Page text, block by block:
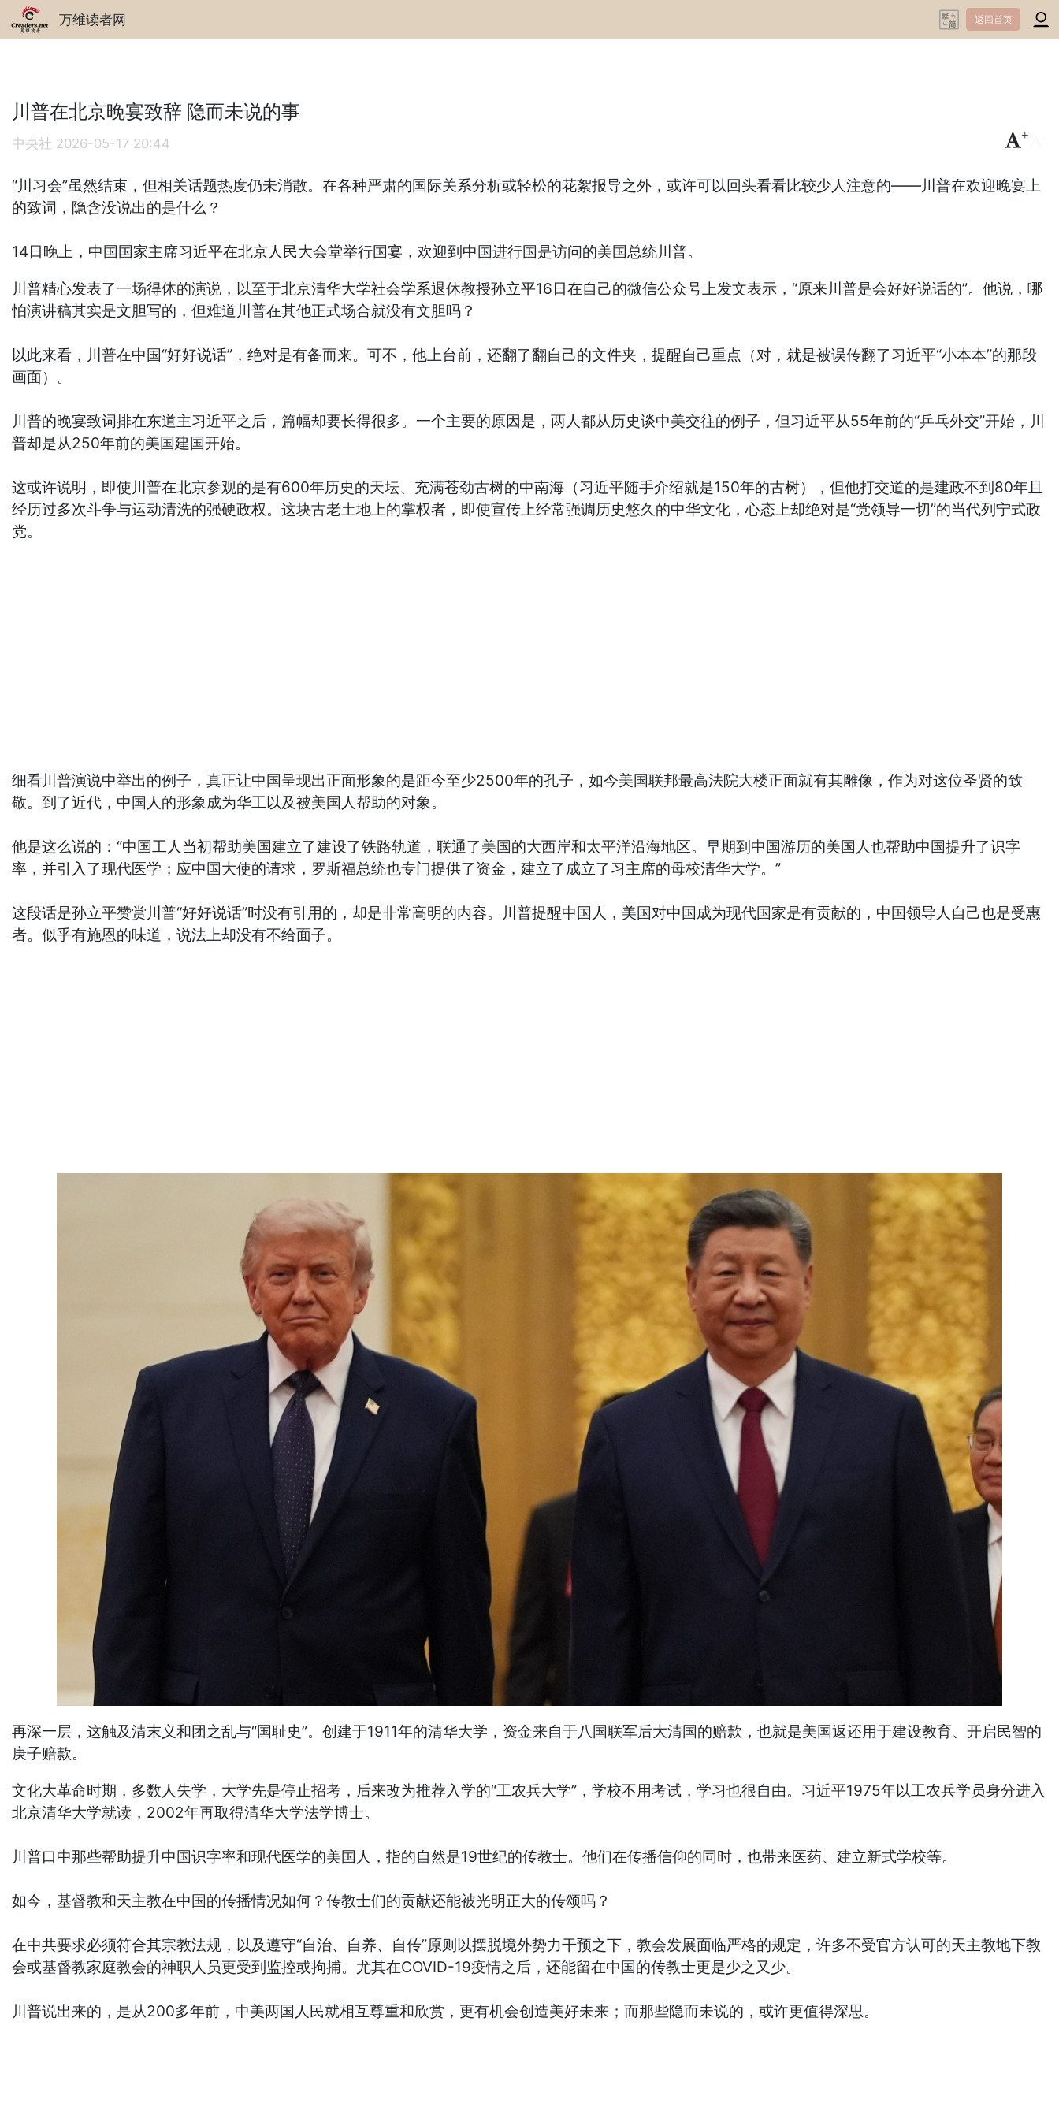
万维读者网 返回首页
川普在北京晚宴致辞 隐而未说的事
中央社 2026-05-17 20:44
+
“川习会”虽然结束，但相关话题热度仍未消散。在各种严肃的国际关系分析或轻松的花絮报导之外，或许可以回头看看比较少人注意的——川普在欢迎晚宴上
的致词，隐含没说出的是什么？
14日晚上，中国国家主席习近平在北京人民大会堂举行国宴，欢迎到中国进行国是访问的美国总统川普。
川普精心发表了一场得体的演说，以至于北京清华大学社会学系退休教授孙立平16日在自己的微信公众号上发文表示，“原来川普是会好好说话的”。他说，哪
怕演讲稿其实是文胆写的，但难道川普在其他正式场合就没有文胆吗？
以此来看，川普在中国“好好说话”，绝对是有备而来。可不，他上台前，还翻了翻自己的文件夹，提醒自己重点（对，就是被误传翻了习近平“小本本”的那段
画面）。
川普的晚宴致词排在东道主习近平之后，篇幅却要长得很多。一个主要的原因是，两人都从历史谈中美交往的例子，但习近平从55年前的“乒乓外交”开始，川
普却是从250年前的美国建国开始。
这或许说明，即使川普在北京参观的是有600年历史的天坛、充满苍劲古树的中南海（习近平随手介绍就是150年的古树），但他打交道的是建政不到80年且
经历过多次斗争与运动清洗的强硬政权。这块古老土地上的掌权者，即使宣传上经常强调历史悠久的中华文化，心态上却绝对是“党领导一切”的当代列宁式政
党。
细看川普演说中举出的例子，真正让中国呈现出正面形象的是距今至少2500年的孔子，如今美国联邦最高法院大楼正面就有其雕像，作为对这位圣贤的致
敬。到了近代，中国人的形象成为华工以及被美国人帮助的对象。
他是这么说的：“中国工人当初帮助美国建立了建设了铁路轨道，联通了美国的大西岸和太平洋沿海地区。早期到中国游历的美国人也帮助中国提升了识字
率，并引入了现代医学；应中国大使的请求，罗斯福总统也专门提供了资金，建立了成立了习主席的母校清华大学。”
这段话是孙立平赞赏川普“好好说话”时没有引用的，却是非常高明的内容。川普提醒中国人，美国对中国成为现代国家是有贡献的，中国领导人自己也是受惠
者。似乎有施恩的味道，说法上却没有不给面子。
再深一层，这触及清末义和团之乱与“国耻史”。创建于1911年的清华大学，资金来自于八国联军后大清国的赔款，也就是美国返还用于建设教育、开启民智的
庚子赔款。
文化大革命时期，多数人失学，大学先是停止招考，后来改为推荐入学的“工农兵大学”，学校不用考试，学习也很自由。习近平1975年以工农兵学员身分进入
北京清华大学就读，2002年再取得清华大学法学博士。
川普口中那些帮助提升中国识字率和现代医学的美国人，指的自然是19世纪的传教士。他们在传播信仰的同时，也带来医药、建立新式学校等。
如今，基督教和天主教在中国的传播情况如何？传教士们的贡献还能被光明正大的传颂吗？
在中共要求必须符合其宗教法规，以及遵守“自治、自养、自传”原则以摆脱境外势力干预之下，教会发展面临严格的规定，许多不受官方认可的天主教地下教
会或基督教家庭教会的神职人员更受到监控或拘捕。尤其在COVID-19疫情之后，还能留在中国的传教士更是少之又少。
川普说出来的，是从200多年前，中美两国人民就相互尊重和欣赏，更有机会创造美好未来；而那些隐而未说的，或许更值得深思。